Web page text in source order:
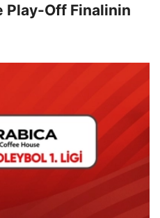
Play-Off Finalinin